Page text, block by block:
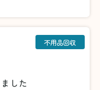
不用品回収
した